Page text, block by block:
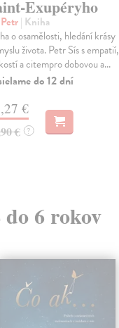
Exupéryho
| Kniha
o osamělosti, hledání krásy
života. Petr Sís s empatií,
a citempro dobovou a...
do 12 dní
€
€ ?
6 rokov